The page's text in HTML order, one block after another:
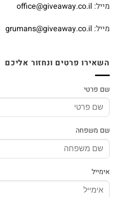
מייל: office@giveaway.co.il
מייל: grumans@giveaway.co.il
השאירו פרטים ונחזור אליכם
שם פרטי
שם משפחה
אימייל